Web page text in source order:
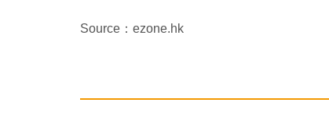
Source：ezone.hk